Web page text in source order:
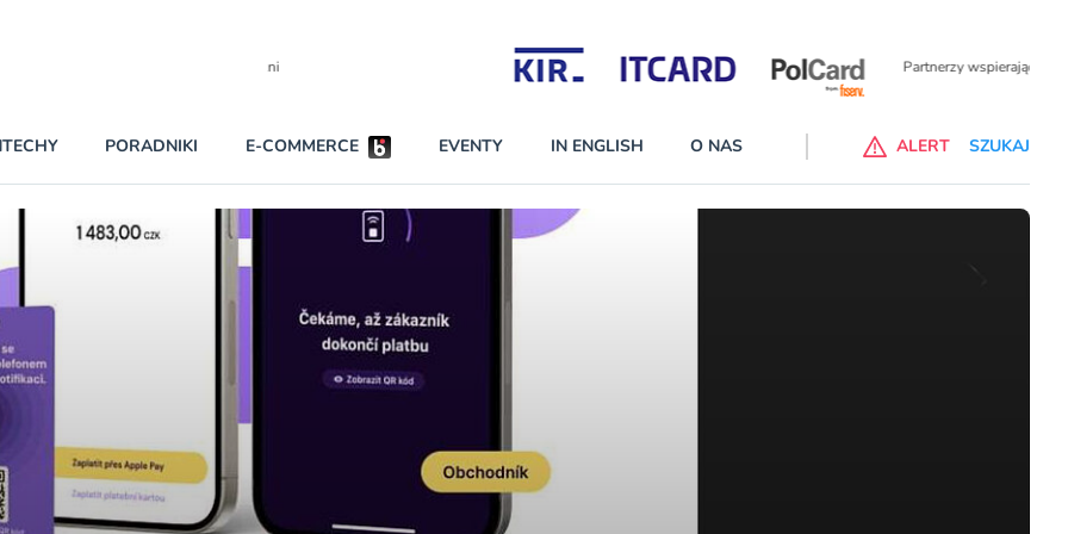
Partnerzy wspierający
BEZPIECZEŃSTWO
KONTA
NAJCZĘŚCIEJ CZYTANE
Czytaj więcej
PORADNIKI E-COMMERCE EVENTY IN ENGLISH O NAS ALERT SZUKAJ